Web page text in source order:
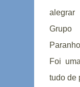
Foi
tudo de